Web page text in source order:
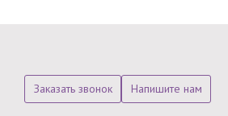
Заказать звонок Напишите нам